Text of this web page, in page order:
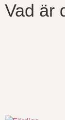
Vad är